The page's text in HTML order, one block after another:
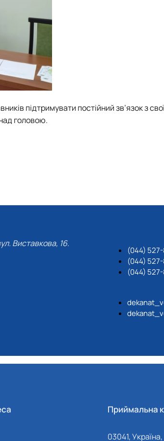
підтримувати постійний зв’язок з
головою.
Виставкова, 16.
(044)
(044)
(044)
Приймальна
03041,